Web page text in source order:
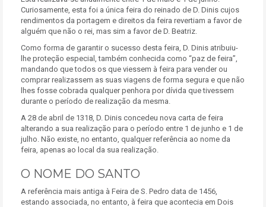
Curiosamente, esta foi a única feira do reinado de D. Dinis cujos
rendimentos da portagem e direitos da feira revertiam a favor de
alguém que não o rei, mas sim a favor de D. Beatriz.
Como forma de garantir o sucesso desta feira, D. Dinis atribuiu-
lhe proteção especial, também conhecida como “paz de feira”,
mandando que todos os que viessem à feira para vender ou
comprar realizassem as suas viagens de forma segura e que não
lhes fosse cobrada qualquer penhora por dívida que tivessem
durante o período de realização da mesma.
A 28 de abril de 1318, D. Dinis concedeu nova carta de feira
alterando a sua realização para o período entre 1 de junho e 1 de
julho. Não existe, no entanto, qualquer referência ao nome da
feira, apenas ao local da sua realização.
O NOME DO SANTO
A referência mais antiga à Feira de S. Pedro data de 1456,
estando associada, no entanto, à feira que acontecia em Dois